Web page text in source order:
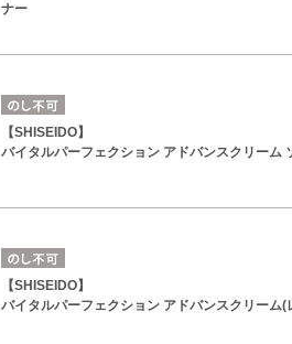
ナー
【SHISEIDO】
バイタルパーフェクション アドバンスクリーム
【SHISEIDO】
バイタルパーフェクション アドバンスクリーム(